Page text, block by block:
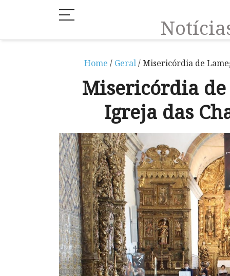
Home / Geral/ Misericórdia de
Misericórdia
Igreja das